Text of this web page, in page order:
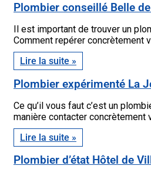
Plombier conseillé Belle
Il est important de trouver un
Comment repérer concrètement
Lire la suite »
Plombier expérimenté La
Ce qu’il vous faut c’est un
manière contacter concrètement
Lire la suite »
Plombier d’état Hôtel de